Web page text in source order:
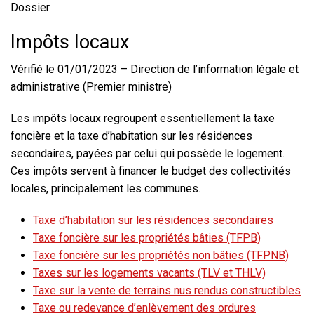
Dossier
Impôts locaux
Vérifié le 01/01/2023 – Direction de l’information légale et
administrative (Premier ministre)
Les impôts locaux regroupent essentiellement la taxe
foncière et la taxe d’habitation sur les résidences
secondaires, payées par celui qui possède le logement.
Ces impôts servent à financer le budget des collectivités
locales, principalement les communes.
Taxe d’habitation sur les résidences secondaires
Taxe foncière sur les propriétés bâties (TFPB)
Taxe foncière sur les propriétés non bâties (TFPNB)
Taxes sur les logements vacants (TLV et THLV)
Taxe sur la vente de terrains nus rendus constructibles
Taxe ou redevance d’enlèvement des ordures